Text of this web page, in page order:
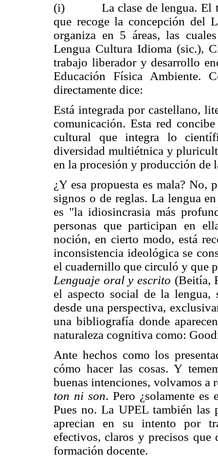
(i) La clase de lengua. El
que recoge la concepción del
organiza en 5 áreas, las
Lengua Cultura Idioma (sic.),
trabajo liberador y desarrollo
Educación Física Ambiente.
directamente dice:
Está integrada por castellano,
comunicación. Esta red
cultural que integra lo
diversidad multiétnica y
en la procesión y producción de
¿Y esa propuesta es mala? No,
signos o de reglas. La lengua
es "la idiosincrasia más
personas que participan en
noción, en cierto modo, está
inconsistencia ideológica se
el cuadernillo que circuló y que
Lenguaje oral y escrito (Beitía,
el aspecto social de la lengua,
desde una perspectiva,
una bibliografía donde
naturaleza cognitiva como:
Ante hechos como los
cómo hacer las cosas. Y
buenas intenciones, volvamos a
ton ni son. Pero ¿solamente es
Pues no. La UPEL también las
aprecian en su intento por
efectivos, claros y precisos
formación docente.